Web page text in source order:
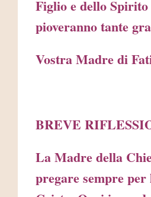
Figlio e dello
pioveranno tante
Vostra Madre di
BREVE
La Madre della
pregare sempre per